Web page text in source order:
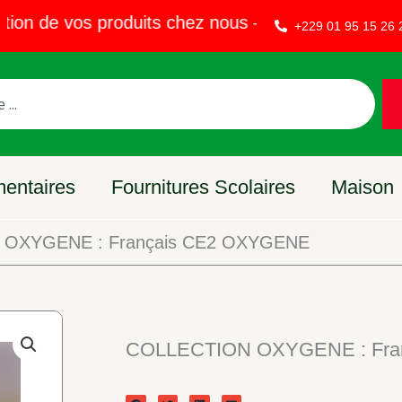
vos produits chez nous – Vendez sur EVAKET
+229 01 95 15 26
Fournitures Scolaires Maison
: Français CE2 OXYGENE
COLLECTION OXYGENE :